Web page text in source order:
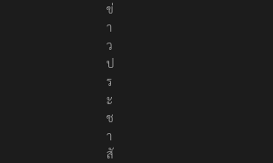
ง
ข่
า
ว
ป
ร
ะ
ช
า